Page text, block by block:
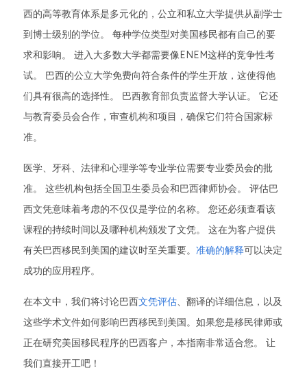
西的高等教育体系是多元化的，公立和私立大学提供从副学士
到博士级别的学位。 每种学位类型对美国移民都有自己的要
求和影响。 进入大多数大学都需要像ENEM这样的竞争性考
试。 巴西的公立大学免费向符合条件的学生开放，这使得他
们具有很高的选择性。 巴西教育部负责监督大学认证。 它还
与教育委员会合作，审查机构和项目，确保它们符合国家标
准。
医学、牙科、法律和心理学等专业学位需要专业委员会的批
准。 这些机构包括全国卫生委员会和巴西律师协会。 评估巴
西文凭意味着考虑的不仅仅是学位的名称。 您还必须查看该
课程的持续时间以及哪种机构颁发了文凭。 这在为客户提供
有关巴西移民到美国的建议时至关重要。 准确的解释可以决定
成功的应用程序。
在本文中，我们将讨论巴西文凭评估、翻译的详细信息，以及
这些学术文件如何影响巴西移民到美国。如果您是移民律师或
正在研究美国移民程序的巴西客户，本指南非常适合您。 让
我们直接开工吧！